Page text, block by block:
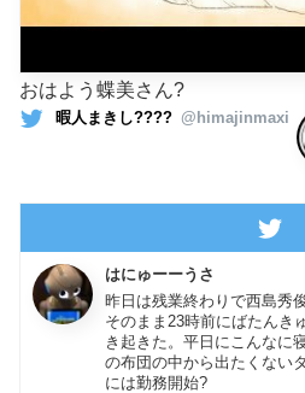
おはよう蝶美さん?
暇人まきし???? @himajinmaxi
はにゅーーうさ
昨日は残業終わりで西島秀
そのまま23時前にばたんき
き起きた。平日にこんなに
の布団の中から出たくない
には勤務開始?